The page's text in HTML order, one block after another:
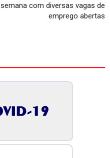
semana com diversas vagas de
emprego abertas